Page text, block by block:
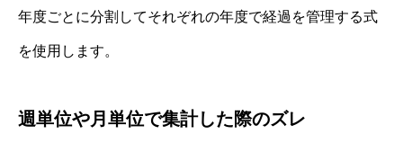
年度ごとに分割してそれぞれの年度で経過を管理する式
を使用します。
週単位や月単位で集計した際のズレ